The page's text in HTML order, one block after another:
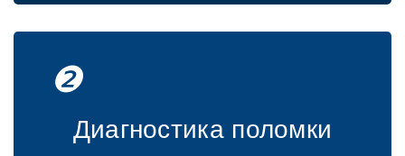
❷
Диагностика поломки